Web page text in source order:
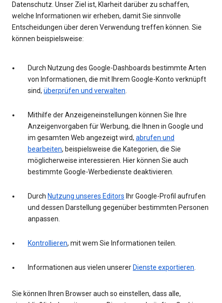
Datenschutz. Unser Ziel ist, Klarheit darüber zu schaffen,
welche Informationen wir erheben, damit Sie sinnvolle
Entscheidungen über deren Verwendung treffen können. Sie
können beispielsweise:
Durch Nutzung des Google-Dashboards bestimmte Arten
von Informationen, die mit Ihrem Google-Konto verknüpft
sind, überprüfen und verwalten.
Mithilfe der Anzeigeneinstellungen können Sie Ihre
Anzeigenvorgaben für Werbung, die Ihnen in Google und
im gesamten Web angezeigt wird, abrufen und
bearbeiten, beispielsweise die Kategorien, die Sie
möglicherweise interessieren. Hier können Sie auch
bestimmte Google-Werbedienste deaktivieren.
Durch Nutzung unseres Editors Ihr Google-Profil aufrufen
und dessen Darstellung gegenüber bestimmten Personen
anpassen.
Kontrollieren, mit wem Sie Informationen teilen.
Informationen aus vielen unserer Dienste exportieren.
Sie können Ihren Browser auch so einstellen, dass alle,